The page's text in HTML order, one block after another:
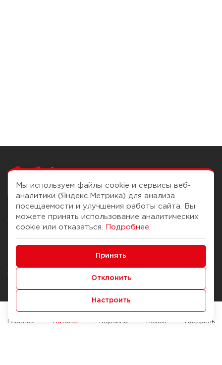
Чтобы вам легко
О компании
История Компании
Журнал
Наши марки
Брендирование
Помощь
Доставка и оплата
Способы оплаты
Служба контроля качества
Мы используем файлы cookie и сервисы веб-
аналитики (Яндекс.Метрика) для анализа
посещаемости и улучшения работы сайта. Вы
можете принять использование аналитических
cookie или отказаться.
Подробнее
Принять
Отклонить
Настроить
Главная Каталог Корзина Поиск Профиль